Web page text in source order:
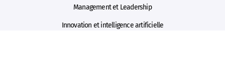
Management et Leadership
Innovation et intelligence artificielle